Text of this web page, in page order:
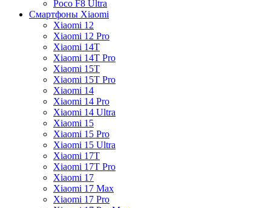
Poco F8 Ultra
Смартфоны Xiaomi
Xiaomi 12
Xiaomi 12 Pro
Xiaomi 14T
Xiaomi 14T Pro
Xiaomi 15T
Xiaomi 15T Pro
Xiaomi 14
Xiaomi 14 Pro
Xiaomi 14 Ultra
Xiaomi 15
Xiaomi 15 Pro
Xiaomi 15 Ultra
Xiaomi 17T
Xiaomi 17T Pro
Xiaomi 17
Xiaomi 17 Max
Xiaomi 17 Pro